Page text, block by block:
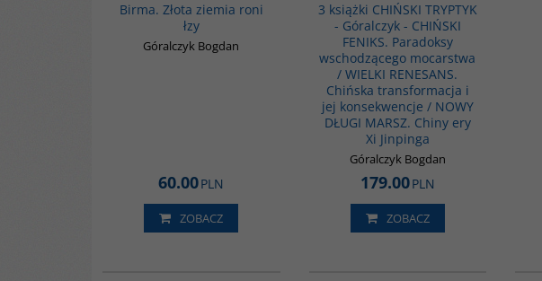
Birma. Złota ziemia roni
łzy
Góralczyk Bogdan
60.00PLN
ZOBACZ
3 książki CHIŃSKI TRYPTYK
- Góralczyk - CHIŃSKI
FENIKS. Paradoksy
wschodzącego mocarstwa
/ WIELKI RENESANS.
Chińska transformacja i
jej konsekwencje / NOWY
DŁUGI MARSZ. Chiny ery
Xi Jinpinga
Góralczyk Bogdan
179.00PLN
ZOBACZ